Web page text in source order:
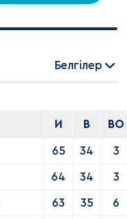
Белгілер
И В ВО
65 34 3
64 34 3
63 35 6